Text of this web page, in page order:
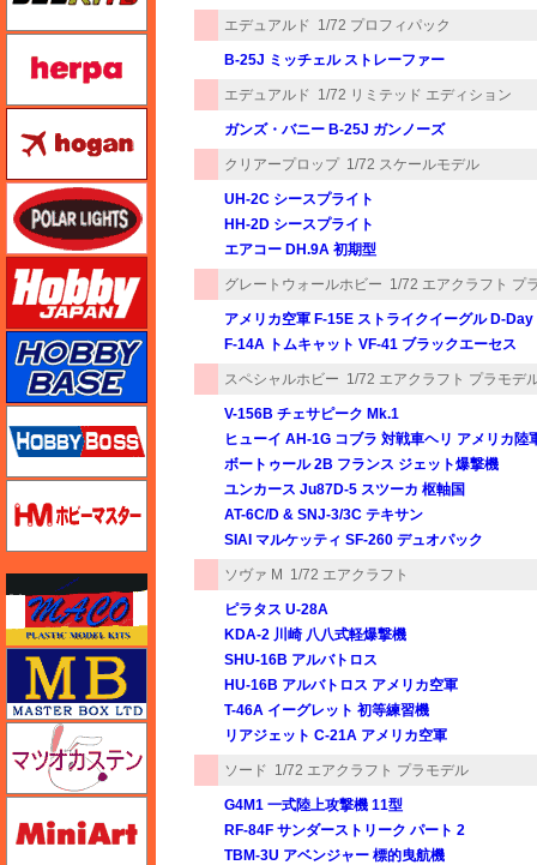
エデュアルド 1/72 プロフィパック
B-25J ミッチェル ストレーファー
エデュアルド 1/72 リミテッド エディション
ガンズ・バニー B-25J ガンノーズ
クリアープロップ 1/72 スケールモデル
UH-2C シースプライト
HH-2D シースプライト
エアコー DH.9A 初期型
グレートウォールホビー 1/72 エアクラフト プ
アメリカ空軍 F-15E ストライクイーグル D-
F-14A トムキャット VF-41 ブラックエーセス
スペシャルホビー 1/72 エアクラフト プラモデ
V-156B チェサピーク Mk.1
ヒューイ AH-1G コブラ 対戦車ヘリ アメリカ陸
ボートゥール 2B フランス ジェット爆撃機
ユンカース Ju87D-5 スツーカ 枢軸国
AT-6C/D & SNJ-3/3C テキサン
SIAI マルケッティ SF-260 デュオパック
ソヴァ M 1/72 エアクラフト
ピラタス U-28A
KDA-2 川崎 八八式軽爆撃機
SHU-16B アルバトロス
HU-16B アルバトロス アメリカ空軍
T-46A イーグレット 初等練習機
リアジェット C-21A アメリカ空軍
ソード 1/72 エアクラフト プラモデル
G4M1 一式陸上攻撃機 11型
RF-84F サンダーストリーク パート 2
TBM-3U アベンジャー 標的曳航機
ヘルパ（herpa）
ポーラライツ
ホビージャパン
ホビーベース
ホビーマスター
マスターボックス
マツオカステン